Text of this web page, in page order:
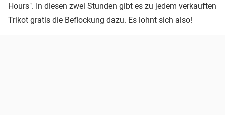
Hours". In diesen zwei Stunden gibt es zu jedem verkauften
Trikot gratis die Beflockung dazu. Es lohnt sich also!